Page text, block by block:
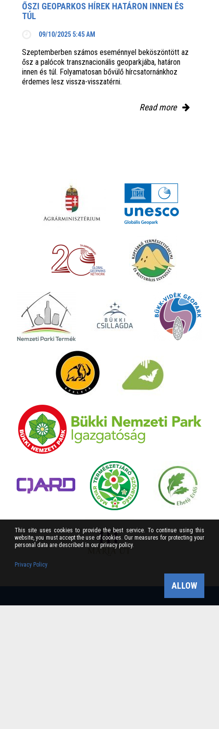
ŐSZI GEOPARKOS HÍREK HATÁRON INNEN ÉS
TÚL
09/10/2025 5:45 AM
Szeptemberben számos eseménnyel beköszöntött az
ősz a palócok transznacionális geoparkjába, határon
innen és túl. Folyamatosan bővülő hírcsatornánkhoz
érdemes lesz vissza-visszatérni.
Read more
This site uses cookies to provide the best service. To continue using this
website, you must accept the use of cookies. Our measures for protecting your
personal data are described in our privacy policy.
Privacy Policy
ALLOW